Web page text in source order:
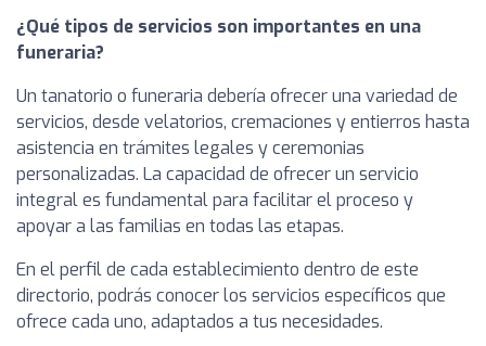
¿Qué tipos de servicios son importantes en una
funeraria?
Un tanatorio o funeraria debería ofrecer una variedad de
servicios, desde velatorios, cremaciones y entierros hasta
asistencia en trámites legales y ceremonias
personalizadas. La capacidad de ofrecer un servicio
integral es fundamental para facilitar el proceso y
apoyar a las familias en todas las etapas.
En el perfil de cada establecimiento dentro de este
directorio, podrás conocer los servicios específicos que
ofrece cada uno, adaptados a tus necesidades.